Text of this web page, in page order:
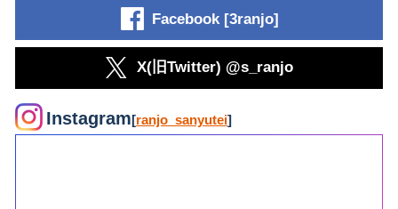
Facebook [3ranjo]
X(旧Twitter) @s_ranjo
Instagram[ranjo_sanyutei]